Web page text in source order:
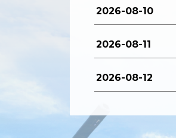
2026-08-10
2026-08-11
2026-08-12